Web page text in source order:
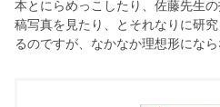
本とにらめっこしたり、佐藤先生
稿写真を見たり、とそれなりに研
るのですが、なかなか理想形になら